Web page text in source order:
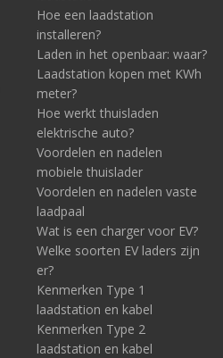
Hoe een laadstation
installeren?
Laden in het openbaar: waar?
Laadstation kopen met KWh
meter?
Hoe werkt thuisladen
elektrische auto?
Voordelen en nadelen
mobiele thuislader
Voordelen en nadelen vaste
laadpaal
Wat is een charger voor EV?
Welke soorten EV laders zijn
er?
Kenmerken Type 1
laadstation en kabel
Kenmerken Type 2
laadstation en kabel